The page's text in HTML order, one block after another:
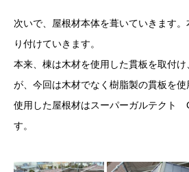
次いで、屋根材本体を葺いていきます
り付けていきます。
本来、棟は木材を使用した貫板を取付
が、今回は木材でなく樹脂製の貫板を使
使用した屋根材はスーパーガルテクト
す。